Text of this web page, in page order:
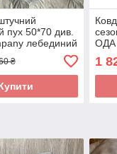
пух 50*70 див.
лебединий
100% бавовна
₴
ОДА
1